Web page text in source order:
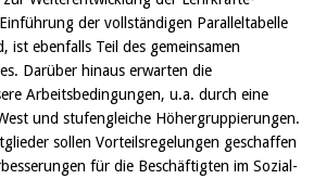
der vollständigen Paralleltabelle
ist ebenfalls Teil des gemeinsamen
Darüber hinaus erwarten die
Arbeitsbedingungen, u.a. durch eine
und stufengleiche Höhergruppierungen.
sollen Vorteilsregelungen geschaffen
für die Beschäftigten im Sozial-